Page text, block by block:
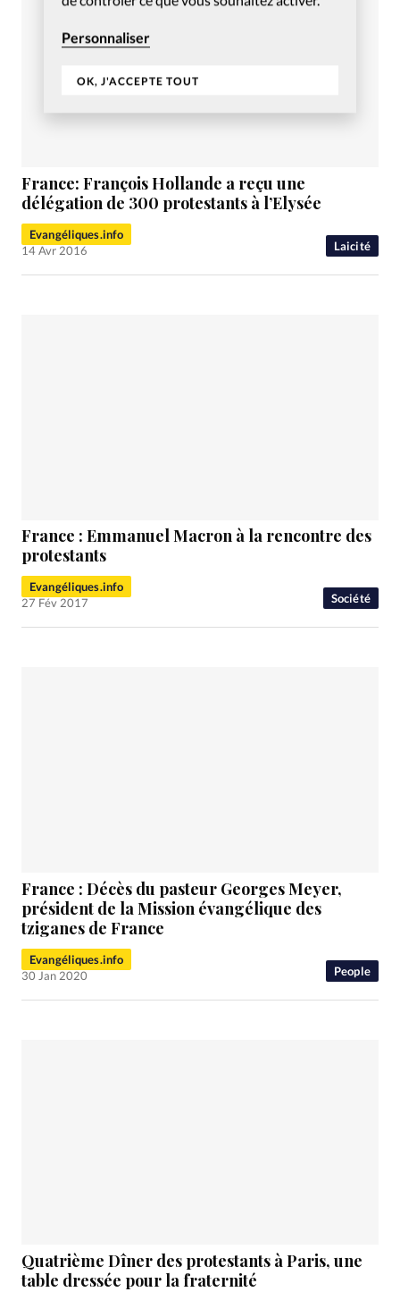
Personnaliser
OK, J'ACCEPTE TOUT
Laicité
France: François Hollande a reçu une
délégation de 300 protestants à l’Elysée
Evangéliques.info
14 Avr 2016
Société
France : Emmanuel Macron à la rencontre des
protestants
Evangéliques.info
27 Fév 2017
People
France : Décès du pasteur Georges Meyer,
président de la Mission évangélique des
tziganes de France
Evangéliques.info
30 Jan 2020
Quatrième Dîner des protestants à Paris, une
table dressée pour la fraternité